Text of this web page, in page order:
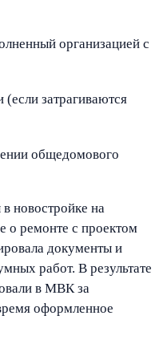
организацией с
(если затрагиваются
общедомового
новостройке на
о ремонте с проектом
документы и
работ. В результате
в МВК за
оформленное